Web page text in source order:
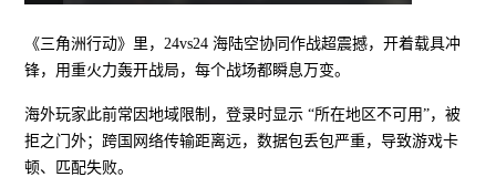
《三角洲行动》里，24vs24 海陆空协同作战超震撼，开着载具冲
锋，用重火力轰开战局，每个战场都瞬息万变。
海外玩家此前常因地域限制，登录时显示 “所在地区不可用”，被
拒之门外；跨国网络传输距离远，数据包丢包严重，导致游戏卡
顿、匹配失败。